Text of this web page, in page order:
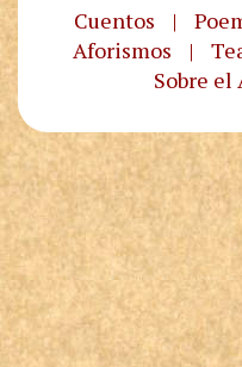
Cuentos |
Aforismos
|
Sobre el